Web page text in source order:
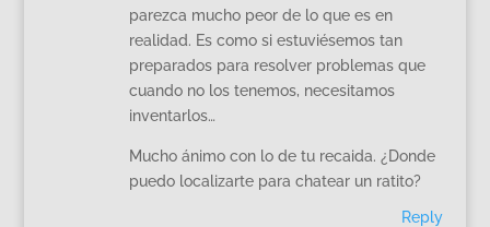
parezca mucho peor de lo que es en
realidad. Es como si estuviésemos tan
preparados para resolver problemas que
cuando no los tenemos, necesitamos
inventarlos…
Mucho ánimo con lo de tu recaida. ¿Donde
puedo localizarte para chatear un ratito?
Reply